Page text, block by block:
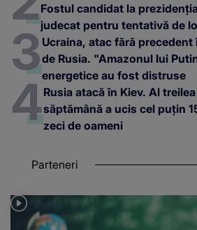
Fostul candidat la
judecat pentru tentativă de
Ucraina, atac fără precedent
de Rusia. "Amazonul lui
energetice au fost distruse
Rusia atacă în Kiev. Al
săptămână a ucis cel puțin
zeci de oameni
Parteneri